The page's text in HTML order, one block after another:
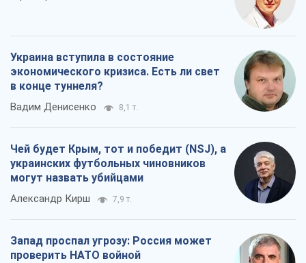
Украина вступила в состояние
экономического кризиса. Есть ли свет
в конце туннеля?
Вадим Денисенко 8,1 т.
Чей будет Крым, тот и победит (NSJ), а
украинских футбольных чиновников
могут назвать убийцами
Александр Кирш 7,9 т.
Запад проспал угрозу: Россия может
проверить НАТО войной